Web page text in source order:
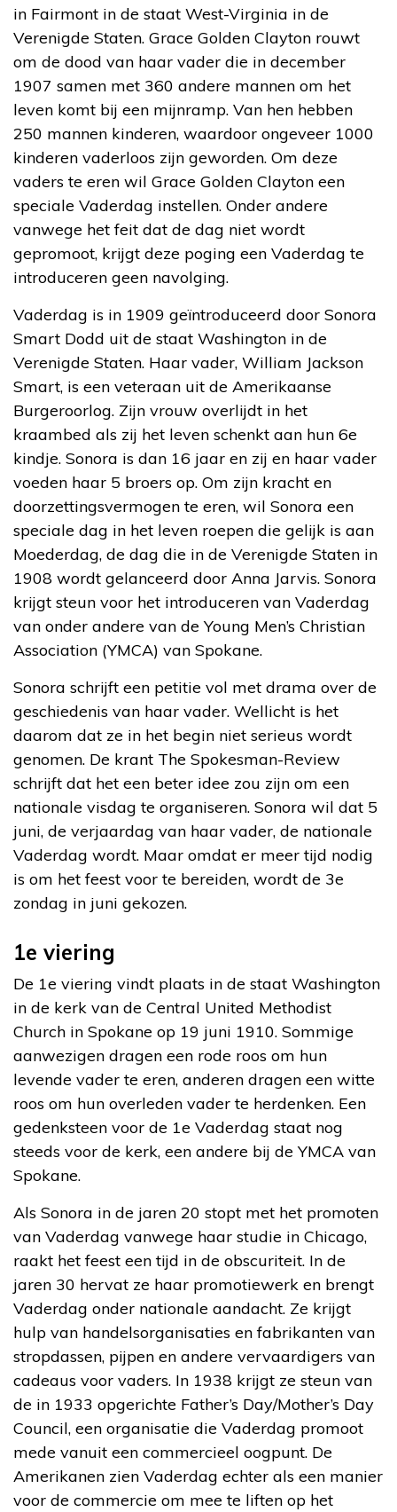
in Fairmont in de staat West-Virginia in de
Verenigde Staten. Grace Golden Clayton rouwt
om de dood van haar vader die in december
1907 samen met 360 andere mannen om het
leven komt bij een mijnramp. Van hen hebben
250 mannen kinderen, waardoor ongeveer 1000
kinderen vaderloos zijn geworden. Om deze
vaders te eren wil Grace Golden Clayton een
speciale Vaderdag instellen. Onder andere
vanwege het feit dat de dag niet wordt
gepromoot, krijgt deze poging een Vaderdag te
introduceren geen navolging.
Vaderdag is in 1909 geïntroduceerd door Sonora
Smart Dodd uit de staat Washington in de
Verenigde Staten. Haar vader, William Jackson
Smart, is een veteraan uit de Amerikaanse
Burgeroorlog. Zijn vrouw overlijdt in het
kraambed als zij het leven schenkt aan hun 6e
kindje. Sonora is dan 16 jaar en zij en haar vader
voeden haar 5 broers op. Om zijn kracht en
doorzettingsvermogen te eren, wil Sonora een
speciale dag in het leven roepen die gelijk is aan
Moederdag, de dag die in de Verenigde Staten in
1908 wordt gelanceerd door Anna Jarvis. Sonora
krijgt steun voor het introduceren van Vaderdag
van onder andere van de Young Men’s Christian
Association (YMCA) van Spokane.
Sonora schrijft een petitie vol met drama over de
geschiedenis van haar vader. Wellicht is het
daarom dat ze in het begin niet serieus wordt
genomen. De krant The Spokesman-Review
schrijft dat het een beter idee zou zijn om een
nationale visdag te organiseren. Sonora wil dat 5
juni, de verjaardag van haar vader, de nationale
Vaderdag wordt. Maar omdat er meer tijd nodig
is om het feest voor te bereiden, wordt de 3e
zondag in juni gekozen.
1e viering
De 1e viering vindt plaats in de staat Washington
in de kerk van de Central United Methodist
Church in Spokane op 19 juni 1910. Sommige
aanwezigen dragen een rode roos om hun
levende vader te eren, anderen dragen een witte
roos om hun overleden vader te herdenken. Een
gedenksteen voor de 1e Vaderdag staat nog
steeds voor de kerk, een andere bij de YMCA van
Spokane.
Als Sonora in de jaren 20 stopt met het promoten
van Vaderdag vanwege haar studie in Chicago,
raakt het feest een tijd in de obscuriteit. In de
jaren 30 hervat ze haar promotiewerk en brengt
Vaderdag onder nationale aandacht. Ze krijgt
hulp van handelsorganisaties en fabrikanten van
stropdassen, pijpen en andere vervaardigers van
cadeaus voor vaders. In 1938 krijgt ze steun van
de in 1933 opgerichte Father’s Day/Mother’s Day
Council, een organisatie die Vaderdag promoot
mede vanuit een commercieel oogpunt. De
Amerikanen zien Vaderdag echter als een manier
voor de commercie om mee te liften op het